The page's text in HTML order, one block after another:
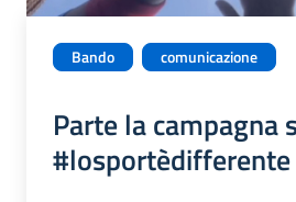
Bando comunicazione
Parte la campagna
#losportèdifferente